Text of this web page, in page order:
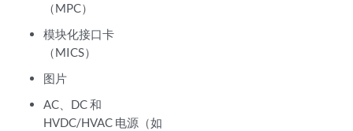
（MPC）
模块化接口卡
（MICS）
图片
AC、DC 和
HVDC/HVAC 电源（如